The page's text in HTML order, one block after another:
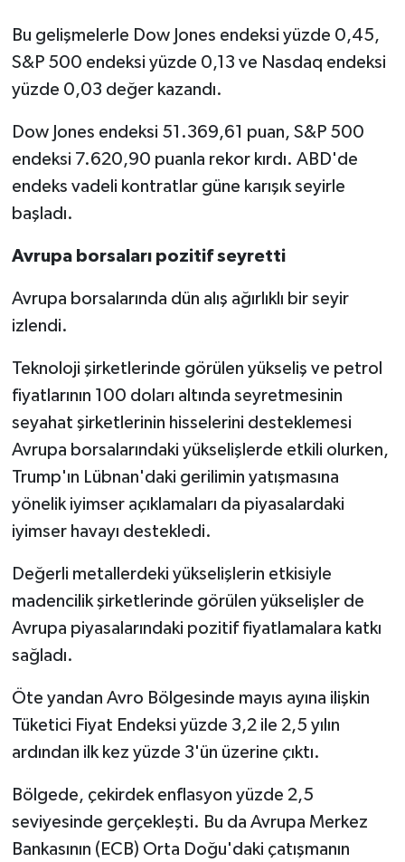
Bu gelişmelerle Dow Jones endeksi yüzde 0,45,
S&P 500 endeksi yüzde 0,13 ve Nasdaq endeksi
yüzde 0,03 değer kazandı.
Dow Jones endeksi 51.369,61 puan, S&P 500
endeksi 7.620,90 puanla rekor kırdı. ABD'de
endeks vadeli kontratlar güne karışık seyirle
başladı.
Avrupa borsaları pozitif seyretti
Avrupa borsalarında dün alış ağırlıklı bir seyir
izlendi.
Teknoloji şirketlerinde görülen yükseliş ve petrol
fiyatlarının 100 doları altında seyretmesinin
seyahat şirketlerinin hisselerini desteklemesi
Avrupa borsalarındaki yükselişlerde etkili olurken,
Trump'ın Lübnan'daki gerilimin yatışmasına
yönelik iyimser açıklamaları da piyasalardaki
iyimser havayı destekledi.
Değerli metallerdeki yükselişlerin etkisiyle
madencilik şirketlerinde görülen yükselişler de
Avrupa piyasalarındaki pozitif fiyatlamalara katkı
sağladı.
Öte yandan Avro Bölgesinde mayıs ayına ilişkin
Tüketici Fiyat Endeksi yüzde 3,2 ile 2,5 yılın
ardından ilk kez yüzde 3'ün üzerine çıktı.
Bölgede, çekirdek enflasyon yüzde 2,5
seviyesinde gerçekleşti. Bu da Avrupa Merkez
Bankasının (ECB) Orta Doğu'daki çatışmanın